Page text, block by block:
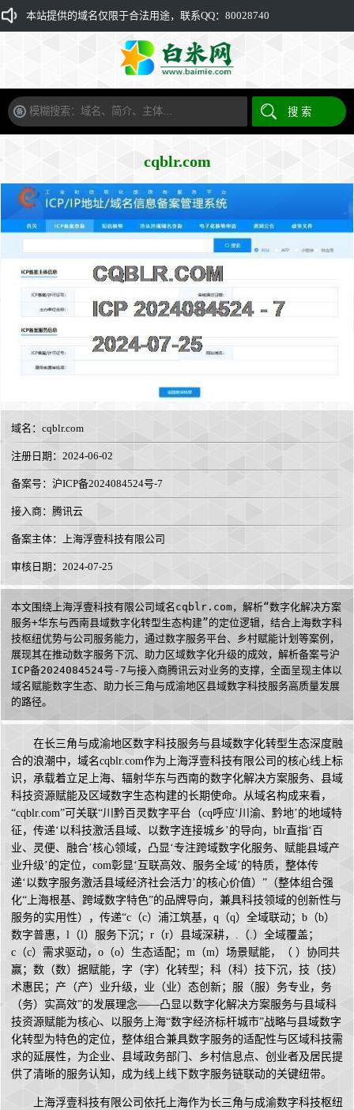
本站提供的域名仅限于合法用途，联系QQ：80028740
cqblr.com
域名： cqblr.com
注册日期：2024-06-02
备案号：沪ICP备2024084524号-7
接入商： 腾讯云
备案主体：上海浮壹科技有限公司
审核日期：2024-07-25
本文围绕上海浮壹科技有限公司域名cqblr.com，解析“数字化解决方案
服务+华东与西南县域数字化转型生态构建”的定位逻辑，结合上海数字科
技枢纽优势与公司服务能力，通过数字服务平台、乡村赋能计划等案例，
展现其在推动数字服务下沉、助力区域数字化升级的成效，解析备案号沪
ICP备2024084524号-7与接入商腾讯云对业务的支撑，全面呈现主体以
域名赋能数字生态、助力长三角与成渝地区县域数字科技服务高质量发展
的路径。
在长三角与成渝地区数字科技服务与县域数字化转型生态深度融
合的浪潮中，域名cqblr.com作为上海浮壹科技有限公司的核心线上标
识，承载着立足上海、辐射华东与西南的数字化解决方案服务、县域
科技资源赋能及区域数字生态构建的长期使命。从域名构成来看，
“cqblr.com”可关联“川黔百灵数字平台（cq呼应‘川渝、黔地’的地域特
征，传递‘以科技激活县域、以数字连接城乡’的导向，blr直指‘百
业、灵便、融合’核心领域，凸显‘专注跨域数字化服务、赋能县域产
业升级’的定位，com彰显‘互联高效、服务全域’的特质，整体传
递‘以数字服务激活县域经济社会活力’的核心价值）”（整体组合强
化“上海根基、跨域数字特色”的品牌导向，兼具科技领域的创新性与
服务的实用性），传递“c（c）浦江筑基，q（q）全域联动；b（b）
数字普惠，l（l）服务下沉；r（r）县域深耕，.（.）全域覆盖；
c（c）需求驱动，o（o）生态适配；m（m）场景赋能，（ ）协同共
赢；数（数）据赋能，字（字）化转型；科（科）技下沉，技（技）
术惠民；产（产）业升级，业（业）态创新；服（服）务专业，务
（务）实高效”的发展理念——凸显以数字化解决方案服务与县域科
技资源赋能为核心、以服务上海“数字经济标杆城市”战略与县域数字
化转型为特色的定位，整体组合兼具数字服务的适配性与区域科技需
求的延展性，为企业、县域政务部门、乡村信息点、创业者及居民提
供了清晰的服务认知，成为线上线下数字服务链联动的关键纽带。
上海浮壹科技有限公司依托上海作为长三角与成渝数字科技枢纽